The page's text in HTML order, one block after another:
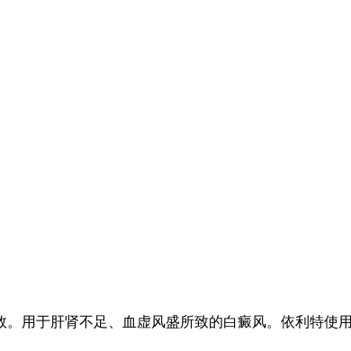
用于肝肾不足、血虚风盛所致的白癜风。依利特使